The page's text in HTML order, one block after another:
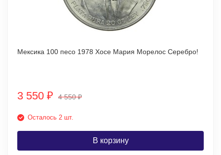
Мексика 100 песо 1978 Хосе Мария Морелос Серебро!
3 550 ₽ 4 550₽
Осталось 2 шт.
В корзину